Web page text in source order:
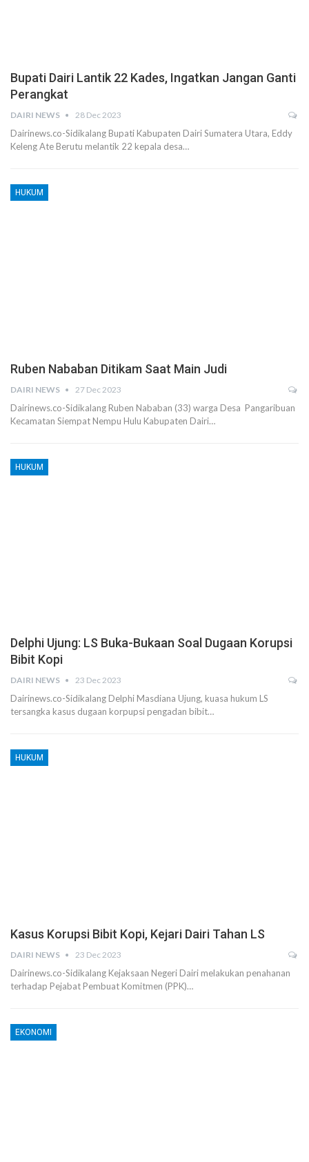
Bupati Dairi Lantik 22 Kades, Ingatkan Jangan Ganti
Perangkat
DAIRI NEWS 28 Dec 2023
Dairinews.co-Sidikalang Bupati Kabupaten Dairi Sumatera Utara, Eddy
Keleng Ate Berutu melantik 22 kepala desa…
HUKUM
Ruben Nababan Ditikam Saat Main Judi
DAIRI NEWS 27 Dec 2023
Dairinews.co-Sidikalang Ruben Nababan (33) warga Desa Pangaribuan
Kecamatan Siempat Nempu Hulu Kabupaten Dairi…
HUKUM
Delphi Ujung: LS Buka-Bukaan Soal Dugaan Korupsi
Bibit Kopi
DAIRI NEWS 23 Dec 2023
Dairinews.co-Sidikalang Delphi Masdiana Ujung, kuasa hukum LS
tersangka kasus dugaan korpupsi pengadan bibit…
HUKUM
Kasus Korupsi Bibit Kopi, Kejari Dairi Tahan LS
DAIRI NEWS 23 Dec 2023
Dairinews.co-Sidikalang Kejaksaan Negeri Dairi melakukan penahanan
terhadap Pejabat Pembuat Komitmen (PPK)…
EKONOMI